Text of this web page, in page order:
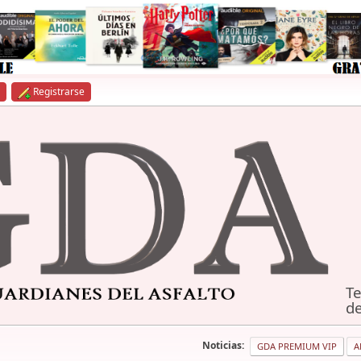
Registrarse
Noticias: GDA PREMIUM VIP